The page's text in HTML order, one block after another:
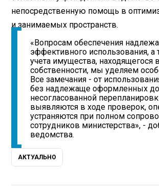
непосредственную помощь в
и занимаемых пространств.
«Вопросам обеспечения
эффективного использования, а
учета имущества, находящегося
собственности, мы уделяем
Все замечания - от
без надлежаще оформленных
несогласованной
выявляются в ходе проверок,
устраняются при полном
сотрудников министерства», -
ведомства.
АКТУАЛЬНО